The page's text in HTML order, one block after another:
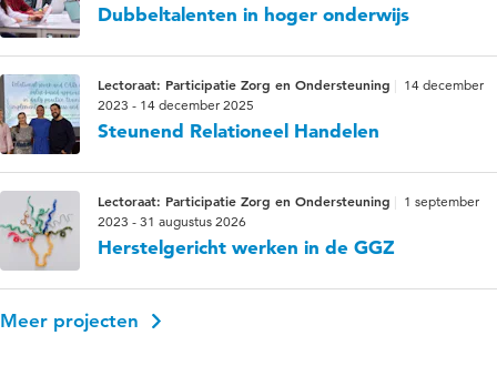
Dubbeltalenten in hoger onderwijs
Lectoraat: Participatie Zorg en Ondersteuning
14 december
2023 - 14 december 2025
Steunend Relationeel Handelen
Lectoraat: Participatie Zorg en Ondersteuning
1 september
2023 - 31 augustus 2026
Herstelgericht werken in de GGZ
Meer projecten